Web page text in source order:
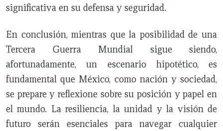
significativa en su defensa y seguridad.
En conclusión, mientras que la posibilidad de una
Tercera Guerra Mundial sigue siendo,
afortunadamente, un escenario hipotético, es
fundamental que México, como nación y sociedad,
se prepare y reflexione sobre su posición y papel en
el mundo. La resiliencia, la unidad y la visión de
futuro serán esenciales para navegar cualquier